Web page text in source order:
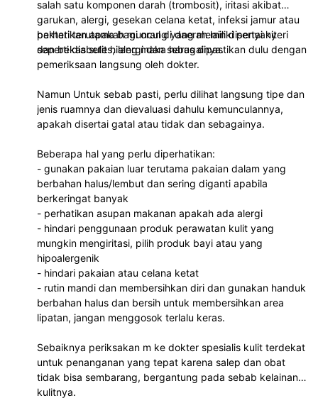
salah satu komponen darah (trombosit), iritasi akibat
garukan, alergi, gesekan celana ketat, infeksi jamur atau
bakteri terutama bagi orang yang memiliki penyakit
seperti diabetes, alergi dan sebagainya.
perhatikan apakah muncul di daerah lain disertai nyeri
dan bekas sulit hilang maka harus dipastikan dulu dengan
pemeriksaan langsung oleh dokter.
Namun Untuk sebab pasti, perlu dilihat langsung tipe dan
jenis ruamnya dan dievaluasi dahulu kemunculannya,
apakah disertai gatal atau tidak dan sebagainya.
Beberapa hal yang perlu diperhatikan:
- gunakan pakaian luar terutama pakaian dalam yang
berbahan halus/lembut dan sering diganti apabila
berkeringat banyak
- perhatikan asupan makanan apakah ada alergi
- hindari penggunaan produk perawatan kulit yang
mungkin mengiritasi, pilih produk bayi atau yang
hipoalergenik
- hindari pakaian atau celana ketat
- rutin mandi dan membersihkan diri dan gunakan handuk
berbahan halus dan bersih untuk membersihkan area
lipatan, jangan menggosok terlalu keras.
Sebaiknya periksakan m ke dokter spesialis kulit terdekat
untuk penanganan yang tepat karena salep dan obat
tidak bisa sembarang, bergantung pada sebab kelainan
kulitnya.